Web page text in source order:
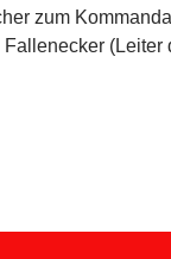
zum
(Leiter